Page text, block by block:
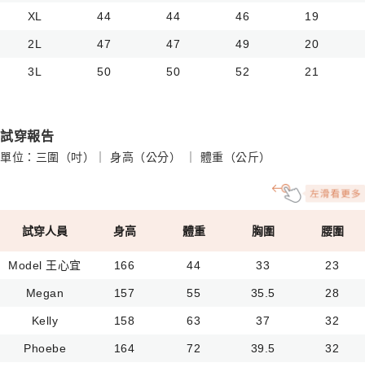
XL 44 44 46 19
2L 47 47 49 20
3L 50 50 52 21
試穿報告
單位：三圍（吋）｜ 身高（公分） ｜ 體重（公斤）
試穿人員 身高 體重 胸圍 腰圍
Model 王心宜 166 44 33 23
Megan 157 55 35.5 28
Kelly 158 63 37 32
Phoebe 164 72 39.5 32